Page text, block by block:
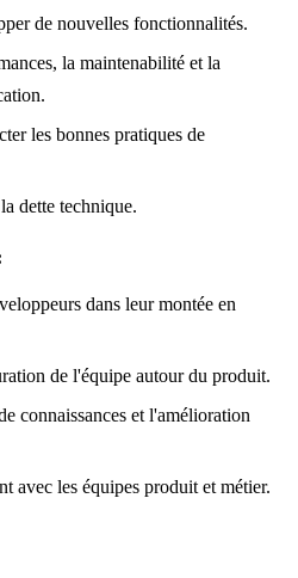
de nouvelles fonctionnalités.
la maintenabilité et la
les bonnes pratiques de
dette technique.
dans leur montée en
de l'équipe autour du produit.
connaissances et l'amélioration
avec les équipes produit et métier.